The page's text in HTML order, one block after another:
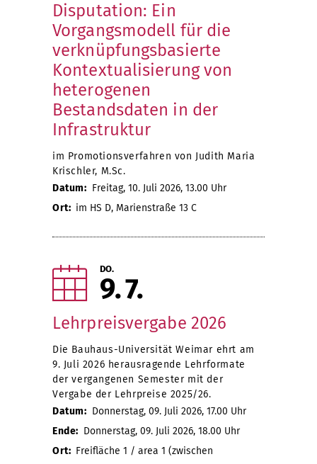
Disputation: Ein
Vorgangsmodell für die
verknüpfungsbasierte
Kontextualisierung von
heterogenen
Bestandsdaten in der
Infrastruktur
im Promotionsverfahren von Judith Maria
Krischler, M.Sc.
Datum: Freitag, 10. Juli 2026, 13.00 Uhr
Ort: im HS D, Marienstraße 13 C
DO.
9 7
Lehrpreisvergabe 2026
Die Bauhaus-Universität Weimar ehrt am
9. Juli 2026 herausragende Lehrformate
der vergangenen Semester mit der
Vergabe der Lehrpreise 2025/26.
Datum: Donnerstag, 09. Juli 2026, 17.00 Uhr
Ende: Donnerstag, 09. Juli 2026, 18.00 Uhr
Ort: Freifläche 1 / area 1 (zwischen